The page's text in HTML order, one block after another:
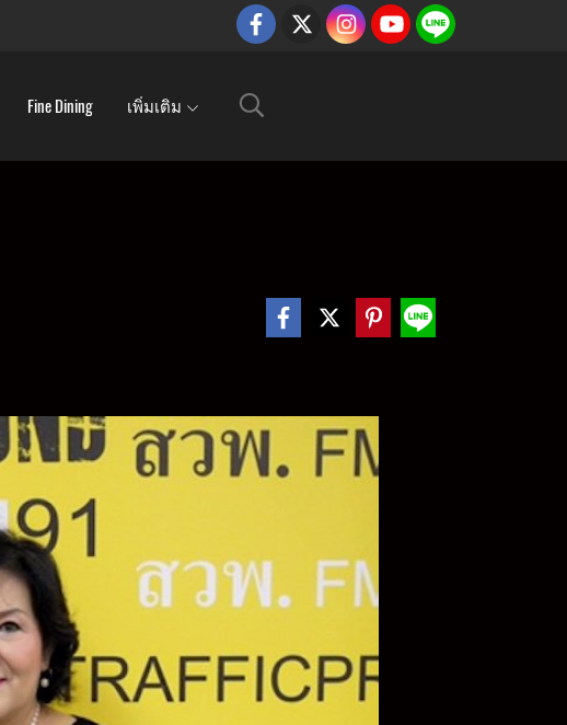
Fine Dining เพิ่มเติม